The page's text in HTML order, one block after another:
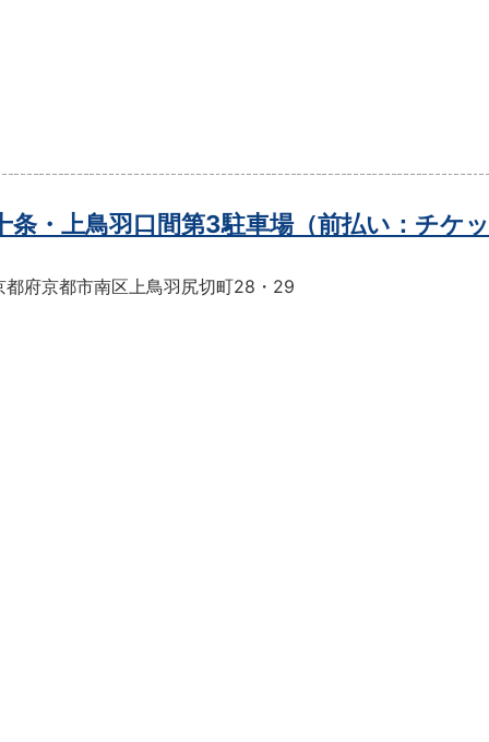
条・上鳥羽口間第3駐車場（前払い：チケ
都府京都市南区上鳥羽尻切町28・29